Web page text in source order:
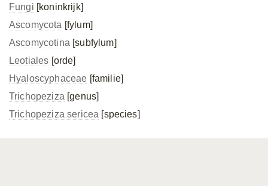
Fungi [koninkrijk]
Ascomycota [fylum]
Ascomycotina [subfylum]
Leotiales [orde]
Hyaloscyphaceae [familie]
Trichopeziza [genus]
Trichopeziza sericea [species]